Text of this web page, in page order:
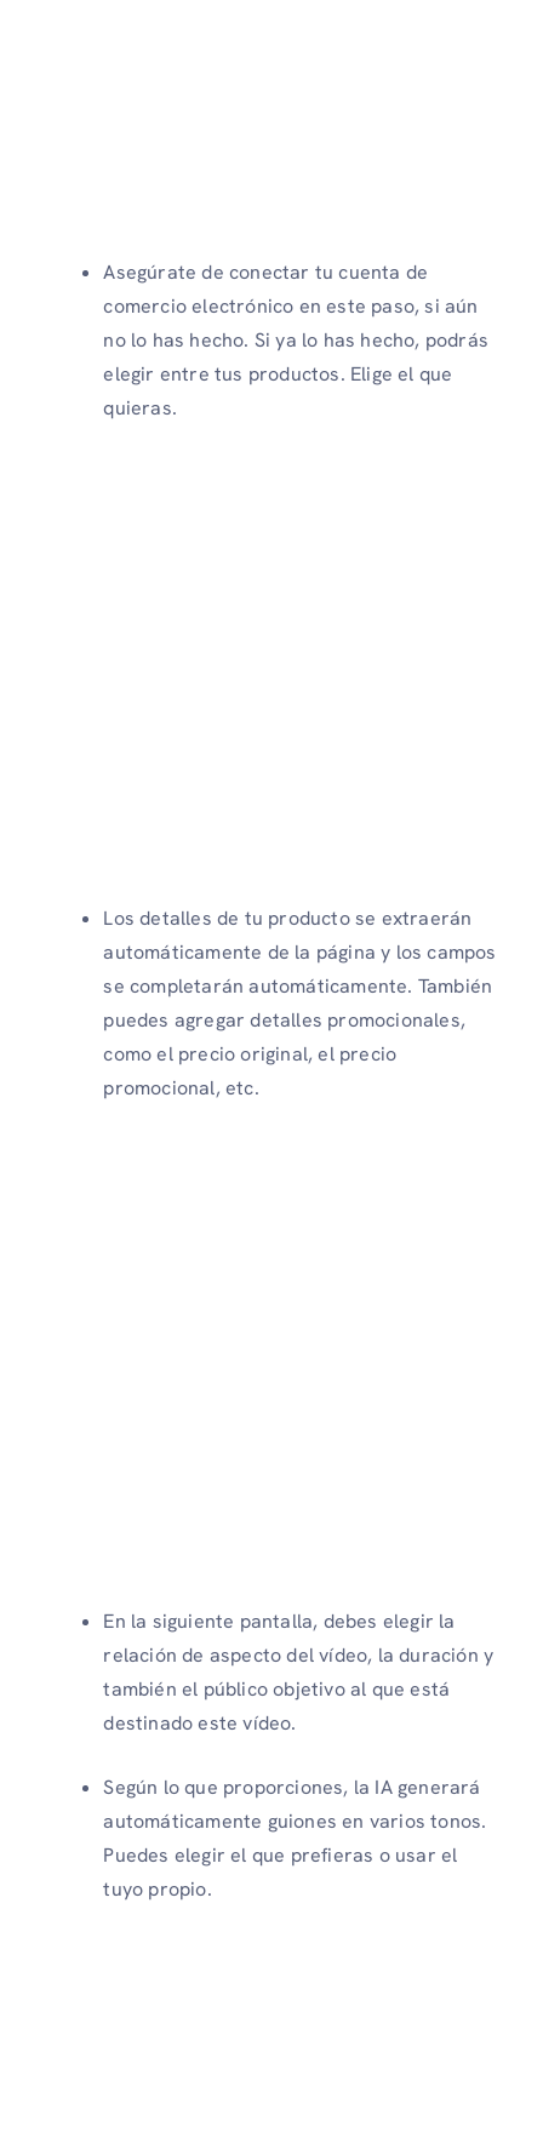
Asegúrate de conectar tu cuenta de
comercio electrónico en este paso, si aún
no lo has hecho. Si ya lo has hecho, podrás
elegir entre tus productos. Elige el que
quieras.
Los detalles de tu producto se extraerán
automáticamente de la página y los campos
se completarán automáticamente. También
puedes agregar detalles promocionales,
como el precio original, el precio
promocional, etc.
En la siguiente pantalla, debes elegir la
relación de aspecto del vídeo, la duración y
también el público objetivo al que está
destinado este vídeo.
Según lo que proporciones, la IA generará
automáticamente guiones en varios tonos.
Puedes elegir el que prefieras o usar el
tuyo propio.